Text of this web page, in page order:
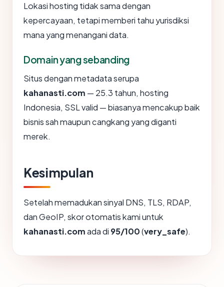
Lokasi hosting tidak sama dengan
kepercayaan, tetapi memberi tahu yurisdiksi
mana yang menangani data.
Domain yang sebanding
Situs dengan metadata serupa
kahanasti.com — 25.3 tahun, hosting
Indonesia, SSL valid — biasanya mencakup baik
bisnis sah maupun cangkang yang diganti
merek.
Kesimpulan
Setelah memadukan sinyal DNS, TLS, RDAP,
dan GeoIP, skor otomatis kami untuk
kahanasti.comada di 95/100(very_safe).